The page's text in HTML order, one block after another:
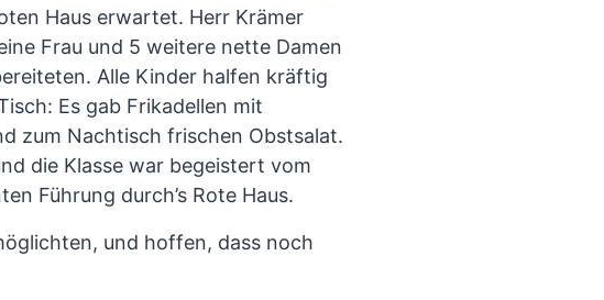
Haus erwartet. Herr Krämer
Frau und 5 weitere nette Damen
Alle Kinder halfen kräftig
Es gab Frikadellen mit
zum Nachtisch frischen Obstsalat.
die Klasse war begeistert vom
Führung durch’s Rote Haus.
und hoffen, dass noch